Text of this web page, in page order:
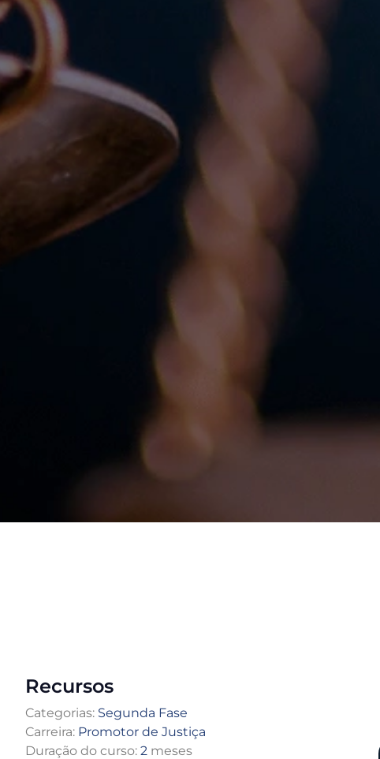
Recursos
Categorias: Segunda Fase
Carreira: Promotor de Justiça
Duração do curso: 2 meses